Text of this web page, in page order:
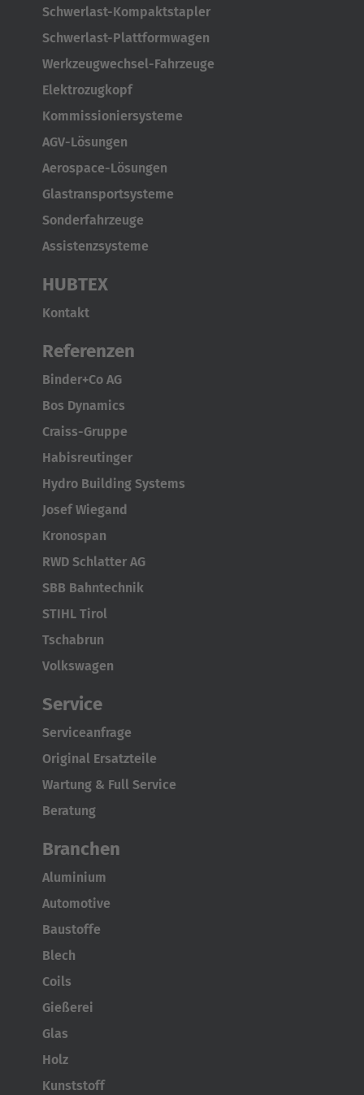
Schwerlast-Kompaktstapler
Schwerlast-Plattformwagen
Werkzeugwechsel-Fahrzeuge
Elektrozugkopf
Kommissioniersysteme
AGV-Lösungen
Aerospace-Lösungen
Glastransportsysteme
Sonderfahrzeuge
Assistenzsysteme
HUBTEX
Kontakt
Referenzen
Binder+Co AG
Bos Dynamics
Craiss-Gruppe
Habisreutinger
Hydro Building Systems
Josef Wiegand
Kronospan
RWD Schlatter AG
SBB Bahntechnik
STIHL Tirol
Tschabrun
Volkswagen
Service
Serviceanfrage
Original Ersatzteile
Wartung & Full Service
Beratung
Branchen
Aluminium
Automotive
Baustoffe
Blech
Coils
Gießerei
Glas
Holz
Kunststoff